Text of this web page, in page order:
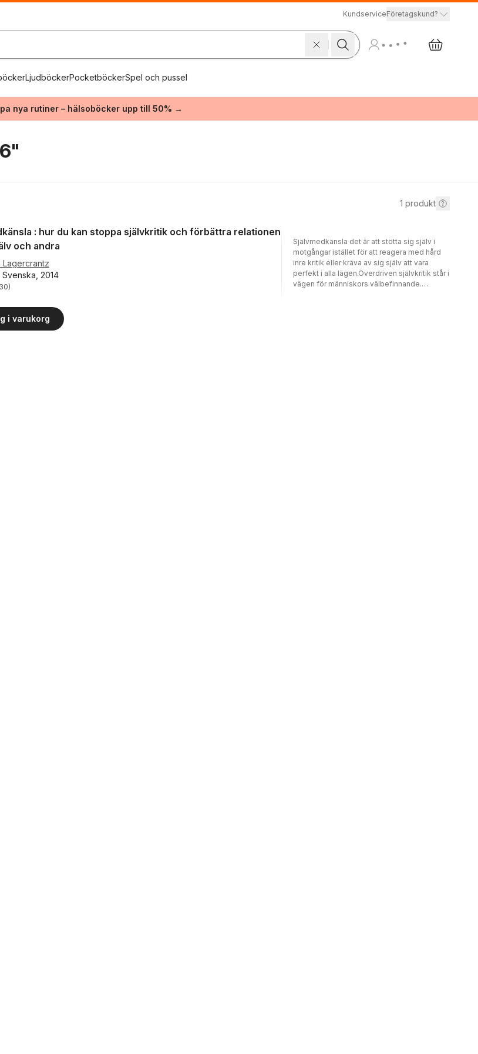
KundserviceFöretagskund?
LjudböckerPocketböckerSpel och pussel
nya rutiner – hälsoböcker upp till 50% →
1 produkt
: hur du kan stoppa självkritik och förbättra relationen
och andra
Lagercrantz
2014
Totalt antal röster:
30)
i varukorg
Självmedkänsla det är att stötta sig själv i
motgångar istället för att reagera med hård
inre kritik eller kräva av sig själv att vara
perfekt i alla lägen.Överdriven självkritik står i
vägen för människors välbefinnande.